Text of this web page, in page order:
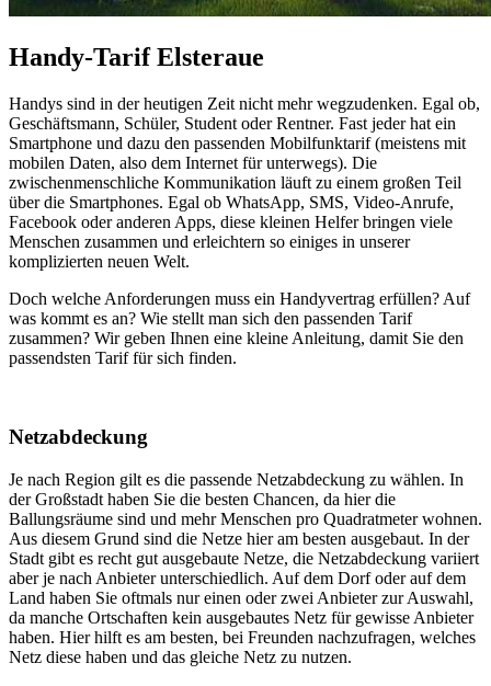
Handy-Tarif Elsteraue
Handys sind in der heutigen Zeit nicht mehr wegzudenken. Egal ob,
Geschäftsmann, Schüler, Student oder Rentner. Fast jeder hat ein
Smartphone und dazu den passenden Mobilfunktarif (meistens mit
mobilen Daten, also dem Internet für unterwegs). Die
zwischenmenschliche Kommunikation läuft zu einem großen Teil
über die Smartphones. Egal ob WhatsApp, SMS, Video-Anrufe,
Facebook oder anderen Apps, diese kleinen Helfer bringen viele
Menschen zusammen und erleichtern so einiges in unserer
komplizierten neuen Welt.
Doch welche Anforderungen muss ein Handyvertrag erfüllen? Auf
was kommt es an? Wie stellt man sich den passenden Tarif
zusammen? Wir geben Ihnen eine kleine Anleitung, damit Sie den
passendsten Tarif für sich finden.
Netzabdeckung
Je nach Region gilt es die passende Netzabdeckung zu wählen. In
der Großstadt haben Sie die besten Chancen, da hier die
Ballungsräume sind und mehr Menschen pro Quadratmeter wohnen.
Aus diesem Grund sind die Netze hier am besten ausgebaut. In der
Stadt gibt es recht gut ausgebaute Netze, die Netzabdeckung variiert
aber je nach Anbieter unterschiedlich. Auf dem Dorf oder auf dem
Land haben Sie oftmals nur einen oder zwei Anbieter zur Auswahl,
da manche Ortschaften kein ausgebautes Netz für gewisse Anbieter
haben. Hier hilft es am besten, bei Freunden nachzufragen, welches
Netz diese haben und das gleiche Netz zu nutzen.